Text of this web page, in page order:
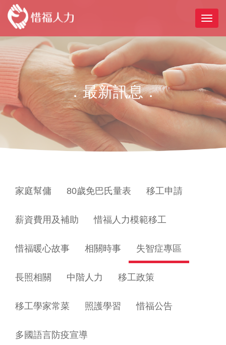
．最新訊息．
家庭幫傭 80歲免巴氏量表 移工申請
薪資費用及補助 惜福人力模範移工
惜福暖心故事 相關時事 失智症專區
長照相關 中階人力 移工政策
移工學家常菜 照護學習 惜福公告
多國語言防疫宣導